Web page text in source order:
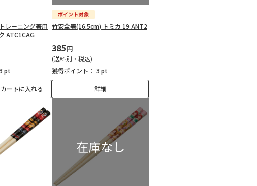
レーニング箸用
ATC1CAG
pt
カートに入れる
竹安全箸(16.5cm) トミカ 19 ANT2
385円
(送料別・税込)
獲得ポイント： 3 pt
詳細